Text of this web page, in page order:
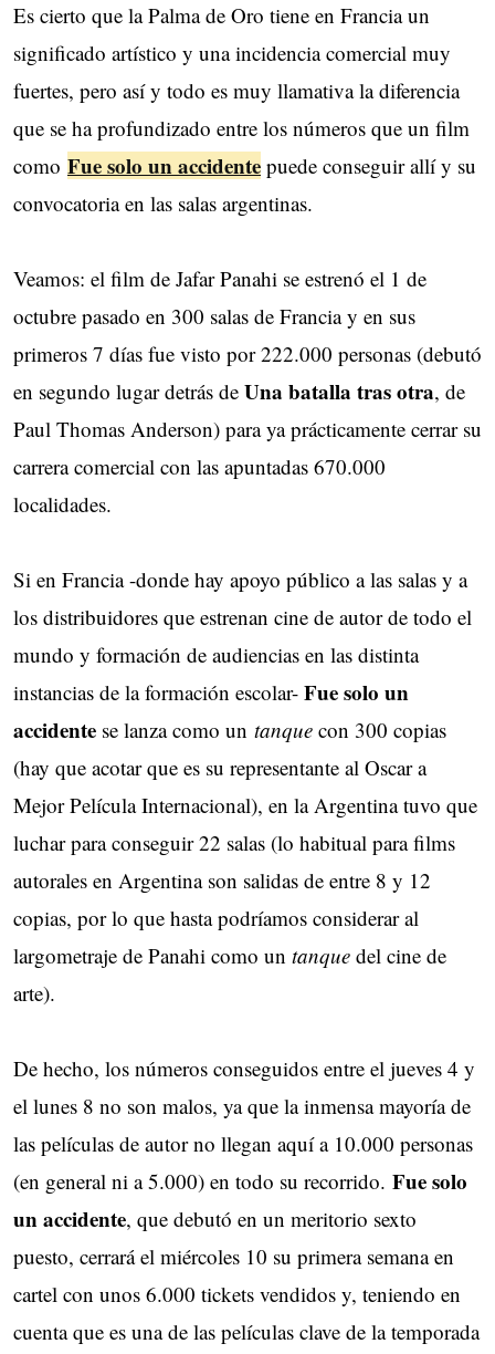
Es cierto que la Palma de Oro tiene en Francia un
significado artístico y una incidencia comercial muy
fuertes, pero así y todo es muy llamativa la diferencia
que se ha profundizado entre los números que un film
como Fue solo un accidente puede conseguir allí y su
convocatoria en las salas argentinas.
Veamos: el film de Jafar Panahi se estrenó el 1 de
octubre pasado en 300 salas de Francia y en sus
primeros 7 días fue visto por 222.000 personas (debutó
en segundo lugar detrás de Una batalla tras otra, de
Paul Thomas Anderson) para ya prácticamente cerrar su
carrera comercial con las apuntadas 670.000
localidades.
Si en Francia -donde hay apoyo público a las salas y a
los distribuidores que estrenan cine de autor de todo el
mundo y formación de audiencias en las distinta
instancias de la formación escolar- Fue solo un
accidente se lanza como un tanque con 300 copias
(hay que acotar que es su representante al Oscar a
Mejor Película Internacional), en la Argentina tuvo que
luchar para conseguir 22 salas (lo habitual para films
autorales en Argentina son salidas de entre 8 y 12
copias, por lo que hasta podríamos considerar al
largometraje de Panahi como un tanque del cine de
arte).
De hecho, los números conseguidos entre el jueves 4 y
el lunes 8 no son malos, ya que la inmensa mayoría de
las películas de autor no llegan aquí a 10.000 personas
(en general ni a 5.000) en todo su recorrido. Fue solo
un accidente, que debutó en un meritorio sexto
puesto, cerrará el miércoles 10 su primera semana en
cartel con unos 6.000 tickets vendidos y, teniendo en
cuenta que es una de las películas clave de la temporada